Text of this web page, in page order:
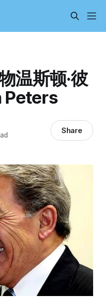
温斯顿·彼
Peters
Share